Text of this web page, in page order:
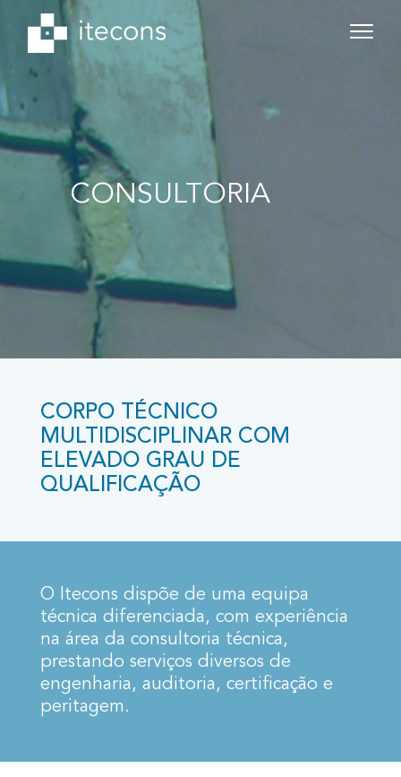
CONSULTORIA
CORPO TÉCNICO
MULTIDISCIPLINAR COM
ELEVADO GRAU DE
QUALIFICAÇÃO
O Itecons dispõe de uma equipa
técnica diferenciada, com experiência
na área da consultoria técnica,
prestando serviços diversos de
engenharia, auditoria, certificação e
peritagem.